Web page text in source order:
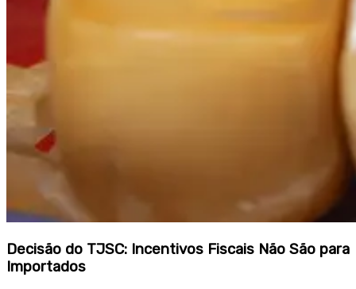
Decisão do TJSC: Incentivos Fiscais Não São para
Importados